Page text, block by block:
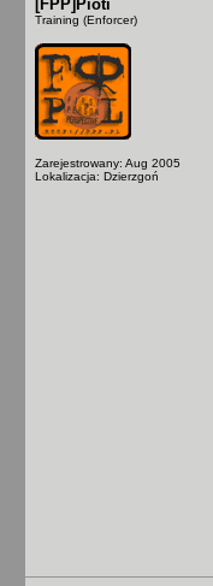
[FPP]Pioti
Training (Enforcer)
Zarejestrowany: Aug 2005
Lokalizacja: Dzierzgoń